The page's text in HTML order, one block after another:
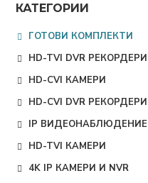
КАТЕГОРИИ
ГОТОВИ КОМПЛЕКТИ
HD-TVI DVR РЕКОРДЕРИ
HD-CVI КАМЕРИ
HD-CVI DVR РЕКОРДЕРИ
IP ВИДЕОНАБЛЮДЕНИЕ
HD-TVI КАМЕРИ
4K IP КАМЕРИ И NVR